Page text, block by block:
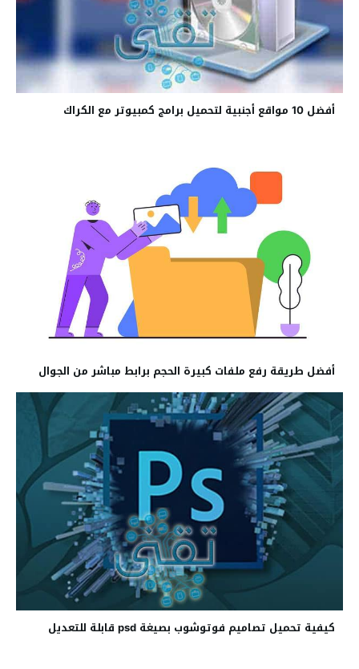
أفضل 10 مواقع أجنبية لتحميل برامج كمبيوتر مع الكراك
أفضل طريقة رفع ملفات كبيرة الحجم برابط مباشر من الجوال
كيفية تحميل تصاميم فوتوشوب بصيغة psd قابلة للتعديل